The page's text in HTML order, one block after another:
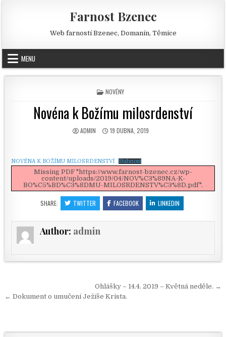
Farnost Bzenec
Web farností Bzenec, Domanín, Těmice
MENU
POSTED IN
NOVÉNY
Novéna k Božímu milosrdenství
AUTHOR:
ADMIN PUBLISHED DATE:
19 DUBNA, 2019
NOVÉNA K BOŽÍMU MILOSRDENSTVÍ Stáhnout
Missing PDF "https://www.farnost-bzenec.cz/wp-
content/uploads/2019/04/NOV%C3%89NA-K-
BO%C5%BD%C3%8DMU-MILOSRDENSTV%C3%8D.pdf".
SHARE: TWITTER FACEBOOK LINKEDIN
Author: admin
Navigace pro příspěvekOhlášky – 14.4. 2019 – Květná neděle. →
← Dokument o umučení Ježíše Krista.